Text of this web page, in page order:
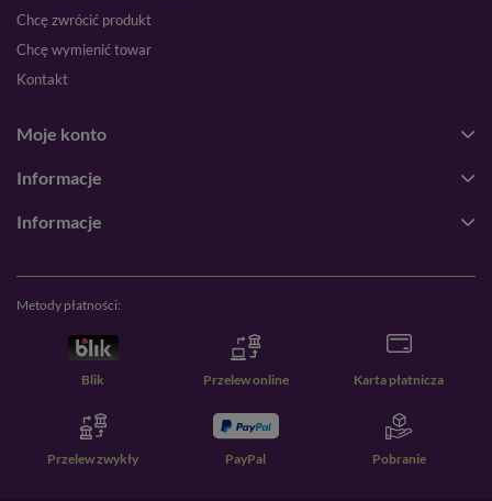
Chcę zwrócić produkt
Chcę wymienić towar
Kontakt
Moje konto
Informacje
Informacje
Metody płatności:
Blik Przelew online Karta płatnicza
Przelew zwykły PayPal Pobranie